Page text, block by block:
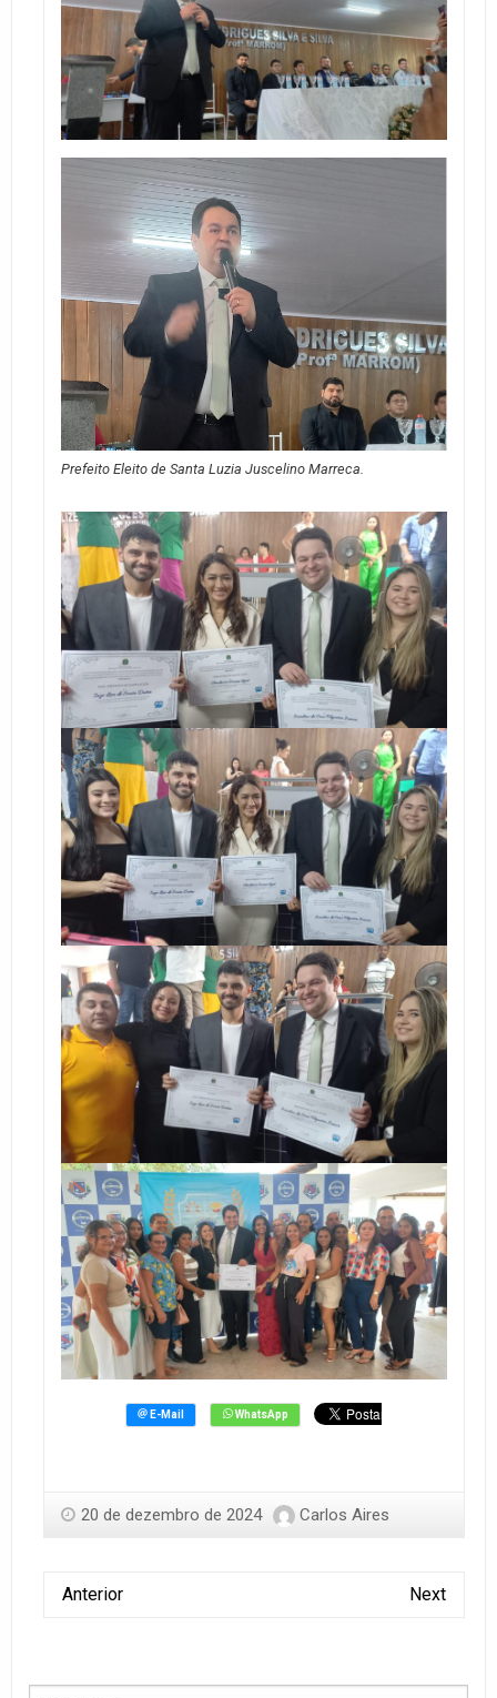
Prefeito Eleito de Santa Luzia Juscelino Marreca.
20 de dezembro de 2024 Carlos Aires
Anterior Next